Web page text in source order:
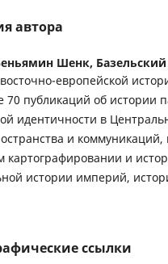
автора
Шенк,
европейской
70 публикаций об истории
идентичности в
и
картографировании и
истории империй,
ссылки